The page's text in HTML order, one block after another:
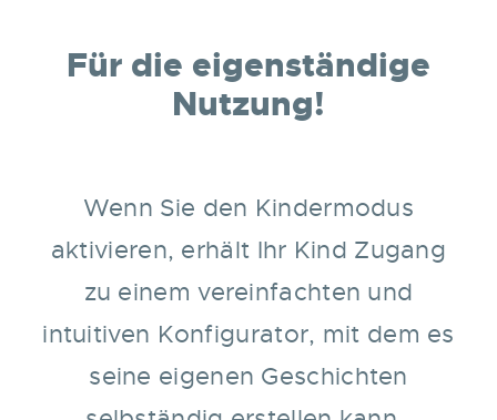
Für die eigenständige
Nutzung!
Wenn Sie den Kindermodus
aktivieren, erhält Ihr Kind Zugang
zu einem vereinfachten und
intuitiven Konfigurator, mit dem es
seine eigenen Geschichten